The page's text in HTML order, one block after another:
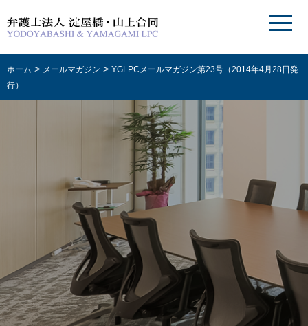
ホーム > メールマガジン > YGLPCメールマガジン第23号（2014年4月28日発
行）